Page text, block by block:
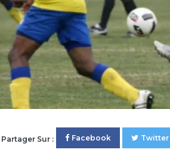
Partager Sur : Facebook Twitter